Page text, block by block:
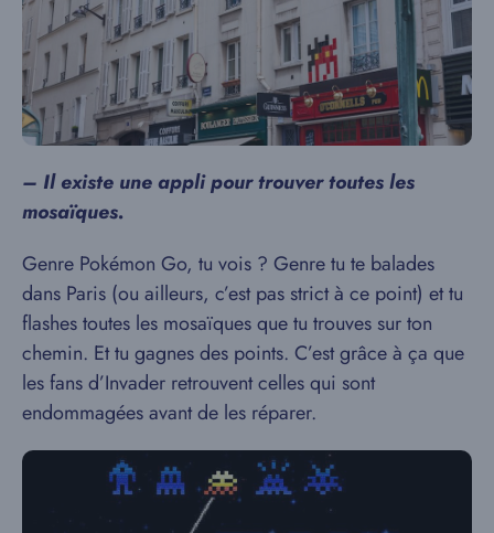
– Il existe une appli pour trouver toutes les
mosaïques.
Genre Pokémon Go, tu vois ? Genre tu te balades
dans Paris (ou ailleurs, c’est pas strict à ce point) et tu
flashes toutes les mosaïques que tu trouves sur ton
chemin. Et tu gagnes des points. C’est grâce à ça que
les fans d’Invader retrouvent celles qui sont
endommagées avant de les réparer.